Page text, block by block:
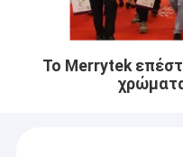
Το Merrytek